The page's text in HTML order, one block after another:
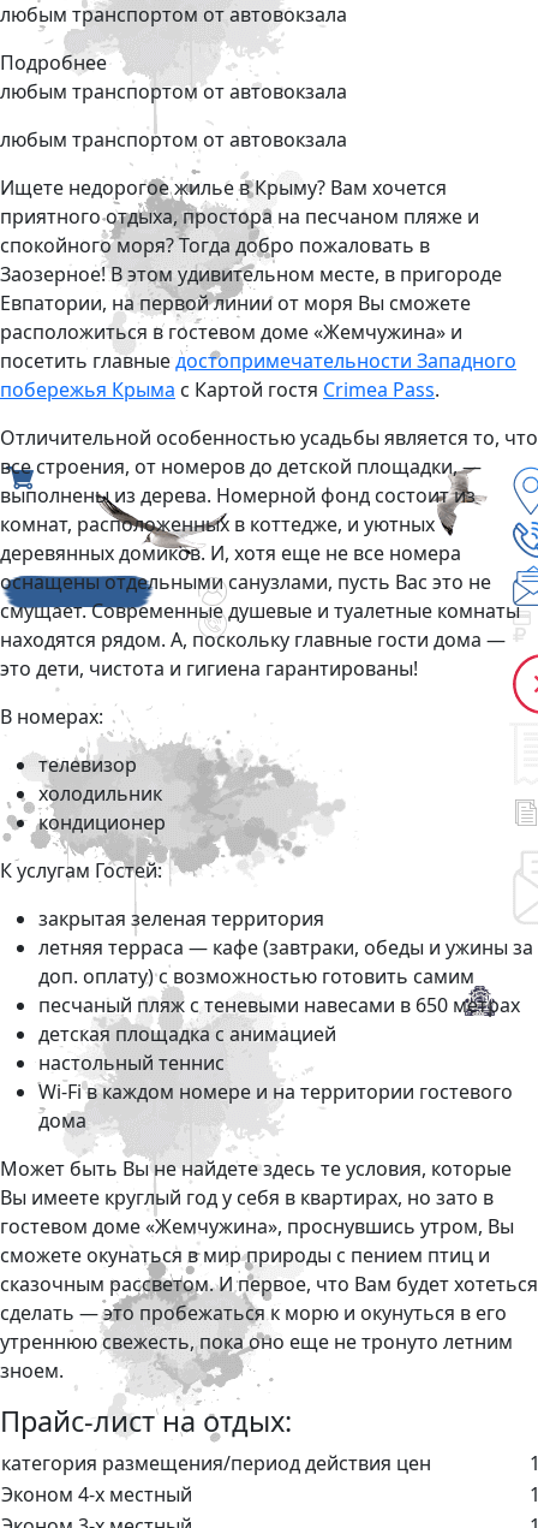
любым транспортом от автовокзала
Подробнее
любым транспортом от автовокзала
любым транспортом от автовокзала
Ищете недорогое жилье в Крыму? Вам хочется
приятного отдыха, простора на песчаном пляже и
спокойного моря? Тогда добро пожаловать в
Заозерное! В этом удивительном месте, в пригороде
Евпатории, на первой линии от моря Вы сможете
расположиться в гостевом доме «Жемчужина» и
посетить главныедостопримечательности Западного
побережья Крыма с Картой гостя Crimea Pass.
Отличительной особенностью усадьбы является то, что
все строения, от номеров до детской площадки, —
выполнены из дерева. Номерной фонд состоит из
комнат, расположенных в коттедже, и уютных
деревянных домиков. И, хотя еще не все номера
оснащены отдельными санузлами, пусть Вас это не
смущает. Современные душевые и туалетные комнаты
находятся рядом. А, поскольку главные гости дома —
это дети, чистота и гигиена гарантированы!
В номерах:
телевизор
холодильник
кондиционер
К услугам Гостей:
закрытая зеленая территория
летняя терраса — кафе (завтраки, обеды и ужины за
доп. оплату) с возможностью готовить самим
песчаный пляж с теневыми навесами в 650 метрах
детская площадка с анимацией
настольный теннис
Wi-Fi в каждом номере и на территории гостевого
дома
Может быть Вы не найдете здесь те условия, которые
Вы имеете круглый год у себя в квартирах, но зато в
гостевом доме «Жемчужина», проснувшись утром, Вы
сможете окунаться в мир природы с пением птиц и
сказочным рассветом. И первое, что Вам будет хотеться
сделать — это пробежаться к морю и окунуться в его
утреннюю свежесть, пока оно еще не тронуто летним
зноем.
Прайс-лист на отдых:
категория размещения/период действия цен
Эконом 4-х местный